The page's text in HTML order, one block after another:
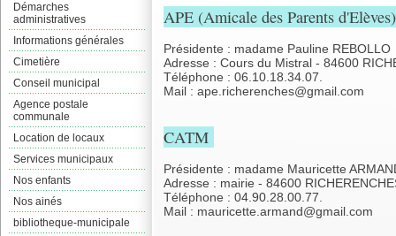
Démarches
administratives
Informations générales
Cimetière
Conseil municipal
Agence postale
communale
Location de locaux
Services municipaux
Nos enfants
Nos ainés
bibliotheque-municipale
APE (Amicale des Parents
Présidente : madame Pauline REBOLLO
Adresse : Cours du Mistral - 84600
Téléphone : 06.10.18.34.07.
Mail : ape.richerenches@gmail.com
CATM
Présidente : madame Mauricette
Adresse : mairie - 84600
Téléphone : 04.90.28.00.77.
Mail : mauricette.armand@gmail.com